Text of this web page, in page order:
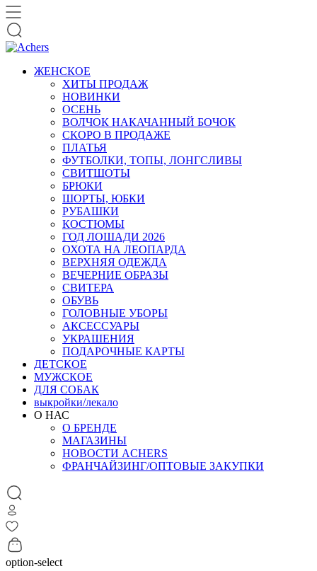
ЖЕНСКОЕ
ХИТЫ ПРОДАЖ
НОВИНКИ
ОСЕНЬ
ВОЛЧОК НАКАЧАННЫЙ БОЧОК
СКОРО В ПРОДАЖЕ
ПЛАТЬЯ
ФУТБОЛКИ, ТОПЫ, ЛОНГСЛИВЫ
СВИТШОТЫ
БРЮКИ
ШОРТЫ, ЮБКИ
РУБАШКИ
КОСТЮМЫ
ГОД ЛОШАДИ 2026
ОХОТА НА ЛЕОПАРДА
ВЕРХНЯЯ ОДЕЖДА
ВЕЧЕРНИЕ ОБРАЗЫ
СВИТЕРА
ОБУВЬ
ГОЛОВНЫЕ УБОРЫ
АКСЕССУАРЫ
УКРАШЕНИЯ
ПОДАРОЧНЫЕ КАРТЫ
ДЕТСКОЕ
МУЖСКОЕ
ДЛЯ СОБАК
выкройки/лекало
О НАС
О БРЕНДЕ
МАГАЗИНЫ
НОВОСТИ ACHERS
ФРАНЧАЙЗИНГ/ОПТОВЫЕ ЗАКУПКИ
option-select